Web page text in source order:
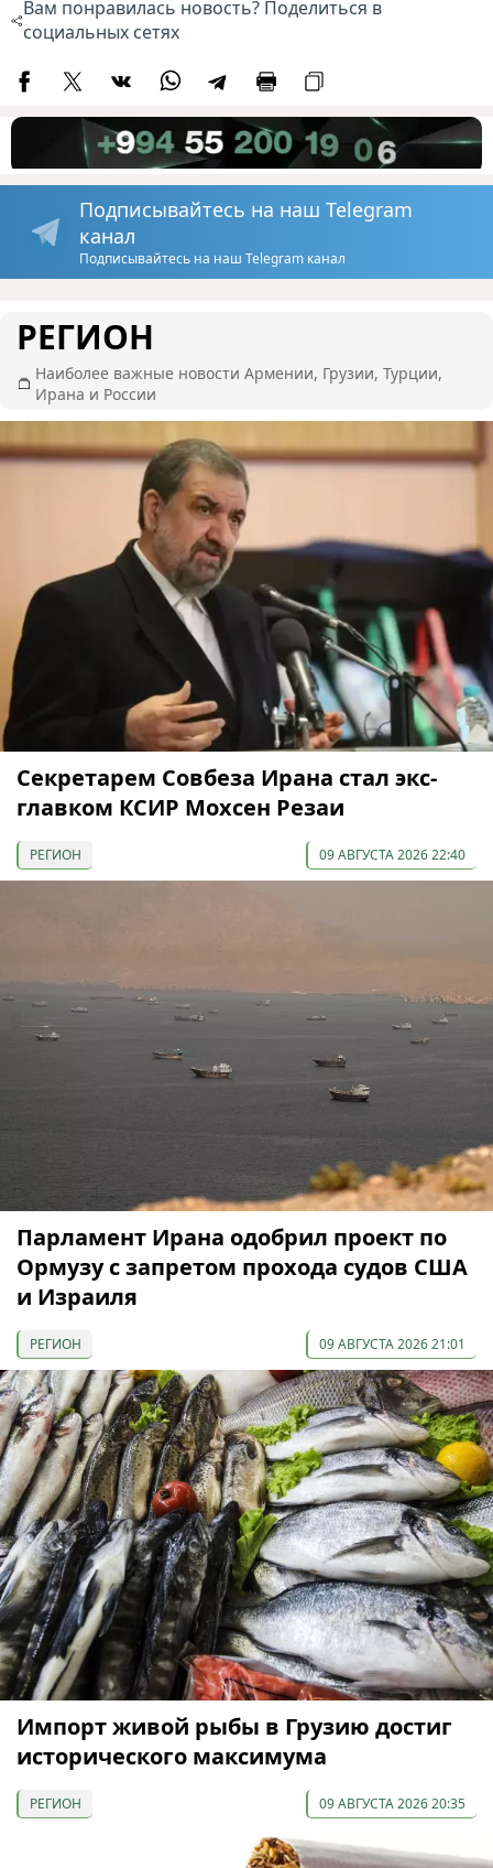
Вам понравилась новость? Поделиться в
социальных сетях
Подписывайтесь на наш Telegram
канал
Подписывайтесь на наш Telegram канал
РЕГИОН
Наиболее важные новости Армении, Грузии, Турции,
Ирана и России
Секретарем Совбеза Ирана стал экс-
главком КСИР Мохсен Резаи
РЕГИОН 09 АВГУСТА 2026 22:40
Парламент Ирана одобрил проект по
Ормузу с запретом прохода судов США
и Израиля
РЕГИОН 09 АВГУСТА 2026 21:01
Импорт живой рыбы в Грузию достиг
исторического максимума
РЕГИОН 09 АВГУСТА 2026 20:35